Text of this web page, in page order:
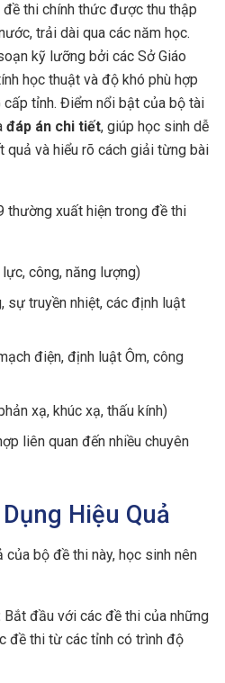
thi chính thức được thu thập
trải dài qua các năm học.
kỹ lưỡng bởi các Sở Giáo
học thuật và độ khó phù hợp
cấp tỉnh. Điểm nổi bật của bộ tài
đáp án chi tiết, giúp học sinh dễ
quả và hiểu rõ cách giải từng bài
thường xuất hiện trong đề thi
công, năng lượng)
sự truyền nhiệt, các định luật
điện, định luật Ôm, công
xạ, khúc xạ, thấu kính)
liên quan đến nhiều chuyên
Hiệu Quả
bộ đề thi này, học sinh nên
Bắt đầu với các đề thi của những
đề thi từ các tỉnh có trình độ